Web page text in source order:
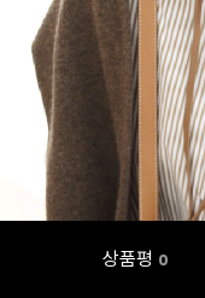
상품평 0